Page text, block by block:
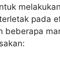
pada
beberapa